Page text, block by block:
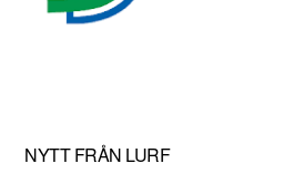
NYTT FRÅN LURF